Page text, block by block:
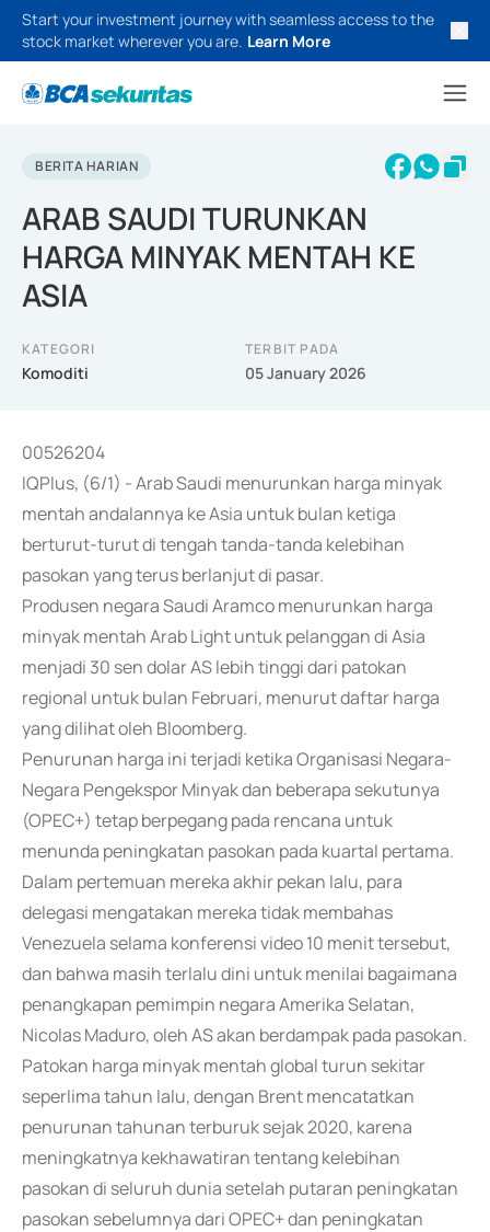
Start your investment journey with seamless access to the
stock market wherever you are. Learn More
BERITA HARIAN
ARAB SAUDI TURUNKAN
HARGA MINYAK MENTAH KE
ASIA
KATEGORI
Komoditi
TERBIT PADA
05 January 2026
00526204
IQPlus, (6/1) - Arab Saudi menurunkan harga minyak
mentah andalannya ke Asia untuk bulan ketiga
berturut-turut di tengah tanda-tanda kelebihan
pasokan yang terus berlanjut di pasar.
Produsen negara Saudi Aramco menurunkan harga
minyak mentah Arab Light untuk pelanggan di Asia
menjadi 30 sen dolar AS lebih tinggi dari patokan
regional untuk bulan Februari, menurut daftar harga
yang dilihat oleh Bloomberg.
Penurunan harga ini terjadi ketika Organisasi Negara-
Negara Pengekspor Minyak dan beberapa sekutunya
(OPEC+) tetap berpegang pada rencana untuk
menunda peningkatan pasokan pada kuartal pertama.
Dalam pertemuan mereka akhir pekan lalu, para
delegasi mengatakan mereka tidak membahas
Venezuela selama konferensi video 10 menit tersebut,
dan bahwa masih terlalu dini untuk menilai bagaimana
penangkapan pemimpin negara Amerika Selatan,
Nicolas Maduro, oleh AS akan berdampak pada pasokan.
Patokan harga minyak mentah global turun sekitar
seperlima tahun lalu, dengan Brent mencatatkan
penurunan tahunan terburuk sejak 2020, karena
meningkatnya kekhawatiran tentang kelebihan
pasokan di seluruh dunia setelah putaran peningkatan
pasokan sebelumnya dari OPEC+ dan peningkatan